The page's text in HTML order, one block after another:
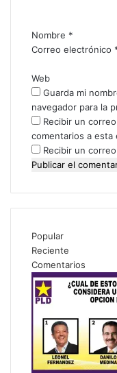
i
o
Nombre *
Correo electrónico
Web
Guarda mi
navegador para la
Recibir un
comentarios a esta
Recibir un
Popular
Reciente
Comentarios